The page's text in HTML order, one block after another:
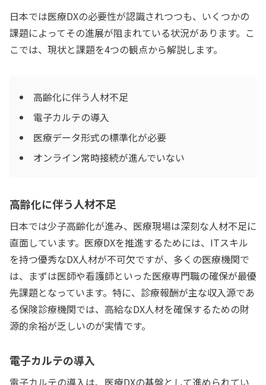
日本では医療DXの必要性が認識されつつも、いくつかの
課題によってその進展が阻まれている状況があります。こ
こでは、現状と課題を4つの観点から解説します。
高齢化に伴う人材不足
電子カルテの導入
医療データ形式の標準化が必要
オンライン常時接続が進んでいない
高齢化に伴う人材不足
日本では少子高齢化が進み、医療現場は深刻な人材不足に
直面しています。医療DXを推進するためには、ITスキル
を持つ優秀なDX人材が不可欠ですが、多くの医療機関で
は、まずは医師や看護師といった医療専門職の確保が最優
先課題となっています。特に、診療報酬が主な収入源であ
る保険診療機関では、高給なDX人材を確保するための財
源的余裕が乏しいのが実情です。
電子カルテの導入
電子カルテの導入は、医療DXの基盤として進められてい